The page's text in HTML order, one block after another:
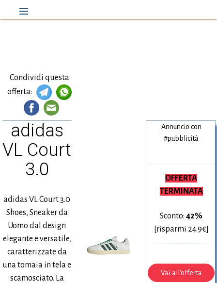
Condividi questa
offerta:
adidas
VL Court
3.0
adidas VL Court 3.0
Shoes, Sneaker da
Uomo dal design
elegante e versatile,
caratterizzate da
una tomaia in tela e
scamosciato. La
Annuncio con
#pubblicità
OFFERTA
TERMINATA
Sconto: 42%
[risparmi 24.9€]
Vai all'offerta